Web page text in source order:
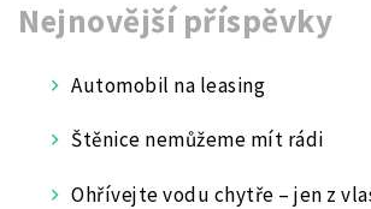
Nejnovější příspěvky
Automobil na leasing
Štěnice nemůžeme mít rádi
Ohřívejte vodu chytře – jen z